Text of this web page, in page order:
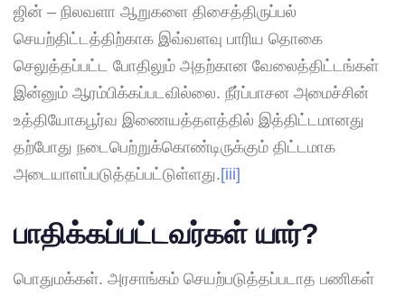
ஜின் – நிலவளா ஆறுகளை திசைத்திருப்பல்
செயற்திட்டத்திற்காக இவ்வளவு பாரிய தொகை
செலுத்தப்பட்ட போதிலும் அதற்கான வேலைத்திட்டங்கள்
இன்னும் ஆரம்பிக்கப்படவில்லை. நீர்ப்பாசன அமைச்சின்
உத்தியோகபூர்வ இணையத்தளத்தில் இத்திட்டமானது
தற்போது நடைபெற்றுக்கொண்டிருக்கும் திட்டமாக
அடையாளப்படுத்தப்பட்டுள்ளது.[iii]
பாதிக்கப்பட்டவர்கள் யார்?
பொதுமக்கள். அரசாங்கம் செயற்படுத்தப்படாத பணிகள்